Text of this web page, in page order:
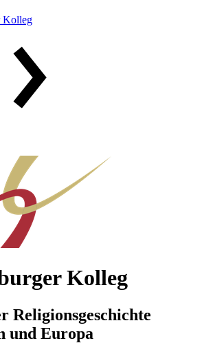
Kolleg
Kolleg
Religionsgeschichte
und Europa